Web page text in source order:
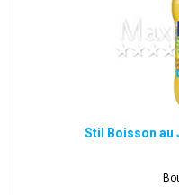
Stil Boisson au